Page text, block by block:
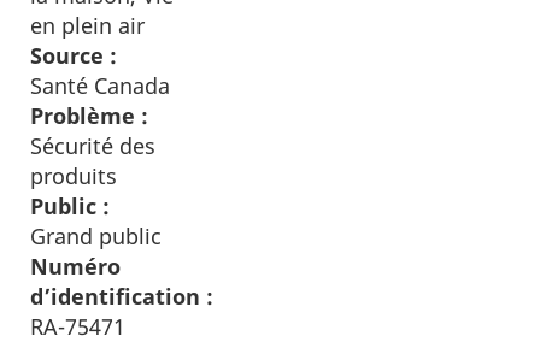
en plein air
Source :
Santé Canada
Problème :
Sécurité des
produits
Public :
Grand public
Numéro
d’identification :
RA-75471